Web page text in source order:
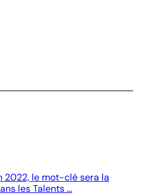
2022, le mot-clé sera la
les Talents …